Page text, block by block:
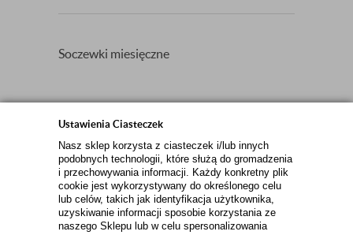
Ustawienia Ciasteczek
Nasz sklep korzysta z ciasteczek i/lub innych
podobnych technologii, które służą do gromadzenia
i przechowywania informacji. Każdy konkretny plik
cookie jest wykorzystywany do określonego celu
lub celów, takich jak identyfikacja użytkownika,
uzyskiwanie informacji sposobie korzystania ze
naszego Sklepu lub w celu spersonalizowania
Soczewki miesięczne
Zamów newsletter
ZAPISZ
INFORMACJE KONTAKTOWE